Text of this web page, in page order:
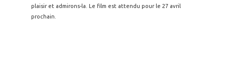
plaisir et admirons-la. Le film est attendu pour le 27 avril
prochain.